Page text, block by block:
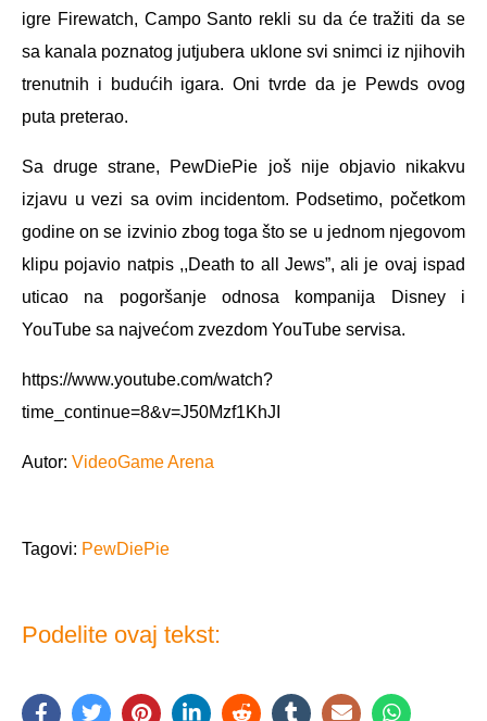
igre Firewatch, Campo Santo rekli su da će tražiti da se
sa kanala poznatog jutjubera uklone svi snimci iz njihovih
trenutnih i budućih igara. Oni tvrde da je Pewds ovog
puta preterao.
Sa druge strane, PewDiePie još nije objavio nikakvu
izjavu u vezi sa ovim incidentom. Podsetimo, početkom
godine on se izvinio zbog toga što se u jednom njegovom
klipu pojavio natpis ,,Death to all Jews”, ali je ovaj ispad
uticao na pogoršanje odnosa kompanija Disney i
YouTube sa najvećom zvezdom YouTube servisa.
https://www.youtube.com/watch?
time_continue=8&v=J50Mzf1KhJI
Autor: VideoGame Arena
Tagovi: PewDiePie
Podelite ovaj tekst: